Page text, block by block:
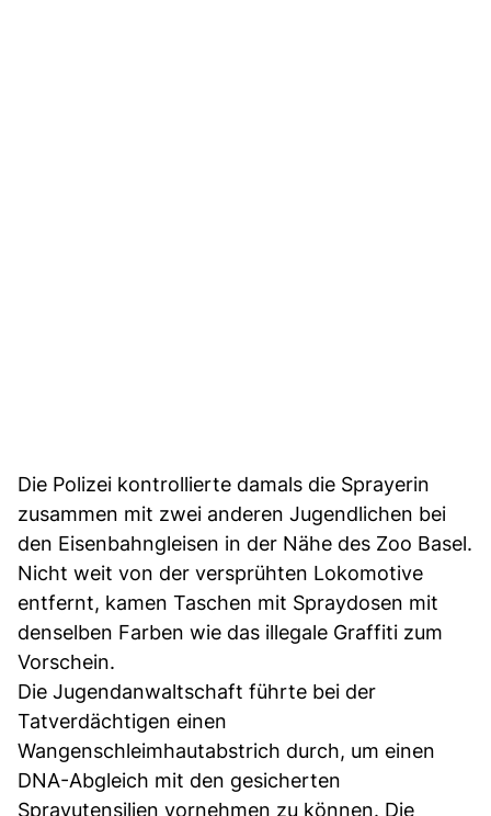
Die Polizei kontrollierte damals die Sprayerin
zusammen mit zwei anderen Jugendlichen bei
den Eisenbahngleisen in der Nähe des Zoo Basel.
Nicht weit von der versprühten Lokomotive
entfernt, kamen Taschen mit Spraydosen mit
denselben Farben wie das illegale Graffiti zum
Vorschein.
Die Jugendanwaltschaft führte bei der
Tatverdächtigen einen
Wangenschleimhautabstrich durch, um einen
DNA-Abgleich mit den gesicherten
Sprayutensilien vornehmen zu können. Die